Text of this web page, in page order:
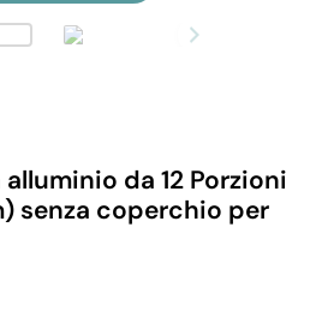
AUTO
da 12 Porzioni
senza coperchio per